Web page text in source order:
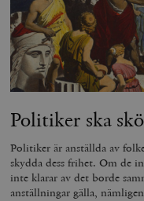
Politiker ska
Politiker är anställda av
skydda dess frihet. Om de
inte klarar av det borde
anställningar gälla,